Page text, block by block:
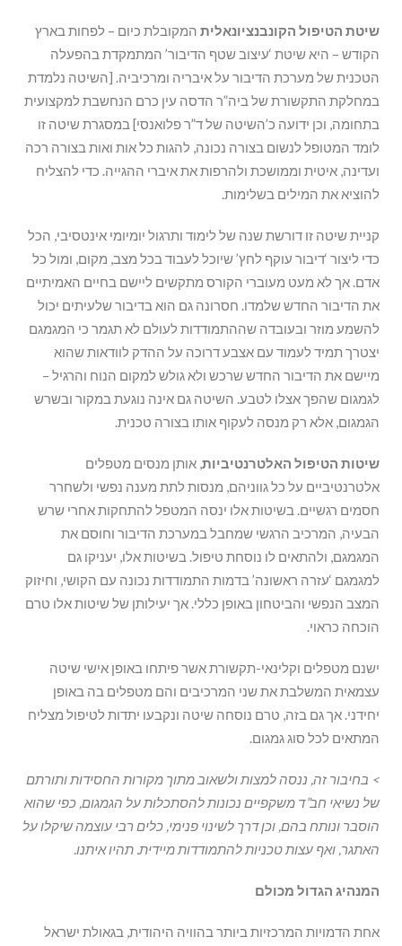
שיטת הטיפול הקונבנציונאלית המקובלת כיום – לפחות בארץ
הקודש – היא שיטת ‘עיצוב שטף הדיבור’ המתמקדת בהפעלה
הטכנית של מערכת הדיבור על איבריה ומרכיביה. [השיטה נלמדת
במחלקת התקשורת של ביה”ר הדסה עין כרם הנחשבת למקצועית
בתחומה, וכן ידועה כ’השיטה של ד”ר פלואנסי] במסגרת שיטה זו
לומד המטופל לנשום בצורה נכונה, להגות כל אות ואות בצורה רכה
ועדינה, איטית וממושכת ולהרפות את איברי ההגייה. כדי להצליח
להוציא את המילים בשלימות.
קניית שיטה זו דורשת שנה של לימוד ותרגול יומיומי אינטסיבי, הכל
כדי ליצור ‘דיבור עוקף לחץ’ שיוכל לעבוד בכל מצב, מקום, ומול כל
אדם. אך לא מעט מעוברי הקורס מתקשים ליישם בחיים האמיתיים
את הדיבור החדש שלמדו. חסרונה גם הוא בדיבור שלעיתים יכול
להשמע מוזר ובעובדה שההתמודדות לעולם לא תגמר כי המגמגם
יצטרך תמיד לעמוד עם אצבע דרוכה על ההדק לוודאות שהוא
מיישם את הדיבור החדש שרכש ולא גולש למקום הנוח והרגיל –
לגמגום שהפך אצלו לטבע. השיטה גם אינה נוגעת במקור ובשרש
הגמגום, אלא רק מנסה לעקוף אותו בצורה טכנית.
שיטות הטיפול האלטרנטיביות, אותן מנסים מטפלים
אלטרנטיביים על כל גווניהם, מנסות לתת מענה נפשי ולשחרר
חסמים רגשיים. בשיטות אלו ינסה המטפל להתחקות אחרי שרש
הבעיה, המרכיב הרגשי שמחבל במערכת הדיבור וחוסם את
המגמגם, ולהתאים לו נוסחת טיפול. בשיטות אלו, יעניקו גם
למגמגם ‘עזרה ראשונה’ בדמות התמודדות נכונה עם הקושי, וחיזוק
המצב הנפשי והביטחון באופן כללי. אך יעילותן של שיטות אלו טרם
הוכחה כראוי.
ישנם מטפלים וקלינאי-תקשורת אשר פיתחו באופן אישי שיטה
עצמאית המשלבת את שני המרכיבים והם מטפלים בה באופן
יחידני. אך גם בזה, טרם נוסחה שיטה ונקבעו יתדות לטיפול מצליח
המתאים לכל סוג גמגום.
> בחיבור זה, ננסה למצות ולשאוב מתוך מקורות החסידות ותורתם
של נשיאי חב”ד משקפיים נכונות להסתכלות על הגמגום, כפי שהוא
הוסבר ונותח בהם, וכן דרך לשינוי פנימי, כלים רבי עוצמה שיקלו על
האתגר, ואף עצות טכניות להתמודדות מיידית. תהיו איתנו.
המנהיג הגדול מכולם
אחת הדמויות המרכזיות ביותר בהוויה היהודית, בגאולת ישראל